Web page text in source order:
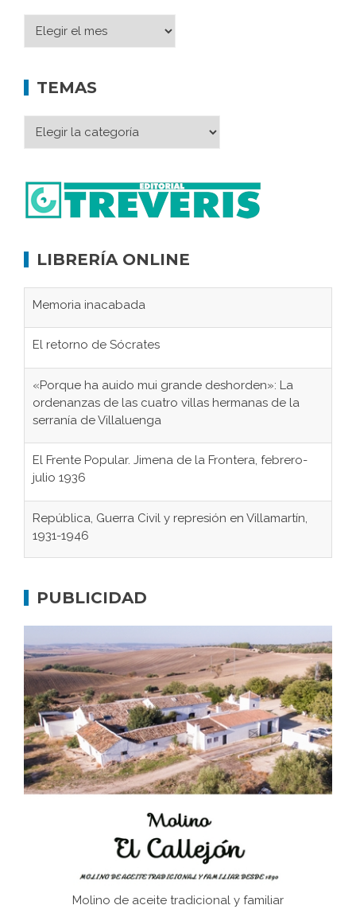
TEMAS
LIBRERÍA ONLINE
Memoria inacabada
El retorno de Sócrates
«Porque ha auido mui grande deshorden»: La
ordenanzas de las cuatro villas hermanas de la
serranía de Villaluenga
El Frente Popular. Jimena de la Frontera, febrero-
julio 1936
República, Guerra Civil y represión en Villamartín,
1931-1946
concentración nazis
Bornos
El Frente Popular. Ubrique, febrero-julio 1936
Juntar las letras. La alfabetización en el campo: del
afán de saber a la autogestión
Historia y vivencias del poblado de Los Hurones
PUBLICIDAD
Molino de aceite tradicional y familiar